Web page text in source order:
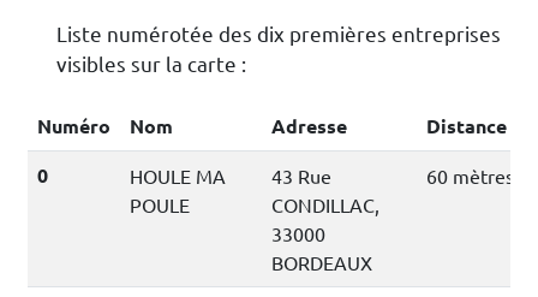
Liste numérotée des dix premières entreprises
visibles sur la carte :
Numéro Nom Adresse
Distance
0
HOULE MA
POULE
43 Rue
CONDILLAC,
33000
BORDEAUX
60 mètres